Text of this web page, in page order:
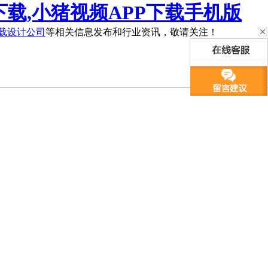
,小猪视频APP下载手机版
设计公司 等相关信息发布和行业资讯，敬请关注！